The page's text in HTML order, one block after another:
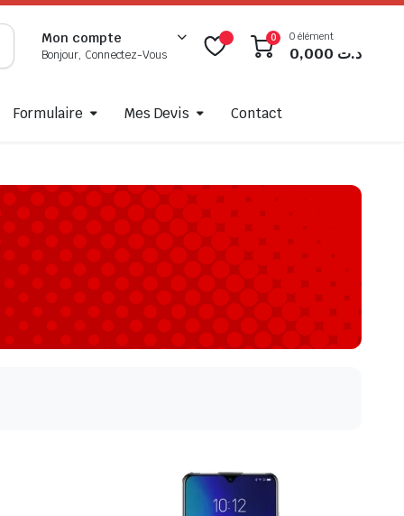
Mon compte
Bonjour, Connectez-Vous
0 0 élément
د.ت
Formulaire Mes Devis Contact